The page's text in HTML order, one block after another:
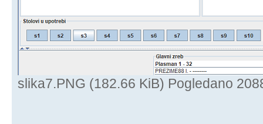
slika7.PNG (182.66 KiB) Pogledano